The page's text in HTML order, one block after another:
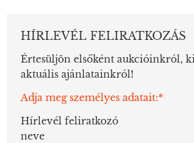
HÍRLEVÉL FELIRATKOZÁS
Értesüljön elsőként aukcióinkról,
aktuális ajánlatainkról!
Adja meg személyes adatait:*
Hírlevél feliratkozó
neve